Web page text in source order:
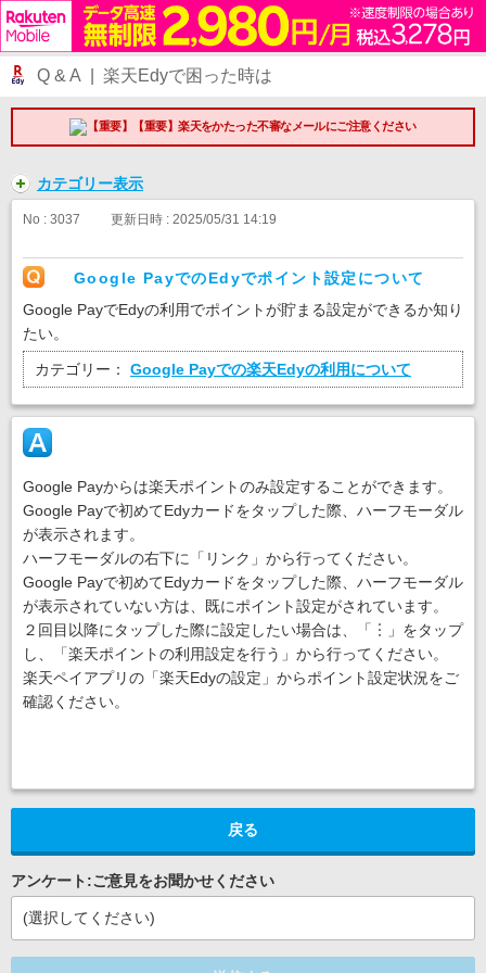
Q & A | 楽天Edyで困った時は
【重要】楽天をかたった不審なメールにご注意ください
カテゴリー表示
No : 3037 更新日時 : 2025/05/31 14:19
Google PayでのEdyでポイント設定について
Google PayでEdyの利用でポイントが貯まる設定ができるか知り
たい。
カテゴリー： Google Payでの楽天Edyの利用について
Google Payからは楽天ポイントのみ設定することができます。
Google Payで初めてEdyカードをタップした際、ハーフモーダル
が表示されます。
ハーフモーダルの右下に「リンク」から行ってください。
Google Payで初めてEdyカードをタップした際、ハーフモーダル
が表示されていない方は、既にポイント設定がされています。
２回目以降にタップした際に設定したい場合は、「︙」をタップ
し、「楽天ポイントの利用設定を行う」から行ってください。
楽天ペイアプリの「楽天Edyの設定」からポイント設定状況をご
確認ください。
戻る
アンケート:ご意見をお聞かせください
(選択してください)